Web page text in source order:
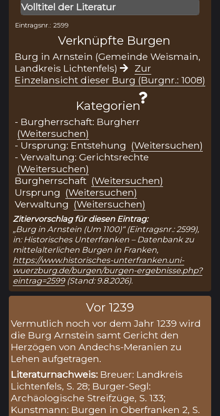
Volltitel der Literatur
Eintragsnr.: 2599
Verknüpfte Burgen
Burg in Arnstein (Gemeinde Weismain,
Landkreis Lichtenfels)
Zur
Einzelansicht dieser Burg (Burgnr.: 1008)
Kategorien
- Burgherrschaft: Burgherr
(Weitersuchen)
- Ursprung: Entstehung (Weitersuchen)
- Verwaltung: Gerichtsrechte
(Weitersuchen)
Burgherrschaft (Weitersuchen)
Ursprung (Weitersuchen)
Verwaltung (Weitersuchen)
Zitiervorschlag für diesen Eintrag:
„Burg in Arnstein (Um 1100)“ (Eintragsnr.: 2599),
in: Historisches Unterfranken – Datenbank zu
mittelalterlichen Burgen in Franken,
https://www.historisches-unterfranken.uni-
wuerzburg.de/burgen/burgen-ergebnisse.php?
eintrag=2599(Stand: 9.8.2026).
Vor 1239
Vermutlich noch vor dem Jahr 1239 wird
die Burg Arnstein samt Gericht den
Herzögen von Andechs-Meranien zu
Lehen aufgetragen.
Literaturnachweis: Breuer: Landkreis
Lichtenfels, S. 28; Burger-Segl:
Archäologische Streifzüge, S. 133;
Kunstmann: Burgen in Oberfranken 2, S.